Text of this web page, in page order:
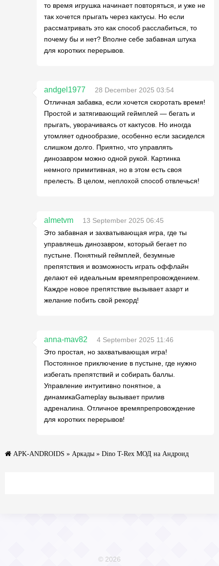
то время игрушка начинает повторяться, и уже не
так хочется прыгать через кактусы. Но если
рассматривать это как способ расслабиться, то
почему бы и нет? Вполне себе забавная штука
для коротких перерывов.
andgel1977
28 December 2025 03:54
Отличная забавка, если хочется скоротать время!
Простой и затягивающий геймплей — бегать и
прыгать, уворачиваясь от кактусов. Но иногда
утомляет однообразие, особенно если засиделся
слишком долго. Приятно, что управлять
динозавром можно одной рукой. Картинка
немного примитивная, но в этом есть своя
прелесть. В целом, неплохой способ отвлечься!
almetvm
13 September 2025 06:45
Это забавная и захватывающая игра, где ты
управляешь динозавром, который бегает по
пустыне. Понятный геймплей, безумные
препятствия и возможность играть оффлайн
делают её идеальным времяпрепровождением.
Каждое новое препятствие вызывает азарт и
желание побить свой рекорд!
anna-mav82
4 September 2025 11:46
Это простая, но захватывающая игра!
Постоянное приключение в пустыне, где нужно
избегать препятствий и собирать баллы.
Управление интуитивно понятное, а
динамикаGameplay вызывает прилив
адреналина. Отличное времяпрепровождение
для коротких перерывов!
APK-ANDROIDS » Аркады » Dino T-Rex МОД на Андроид
© 2026